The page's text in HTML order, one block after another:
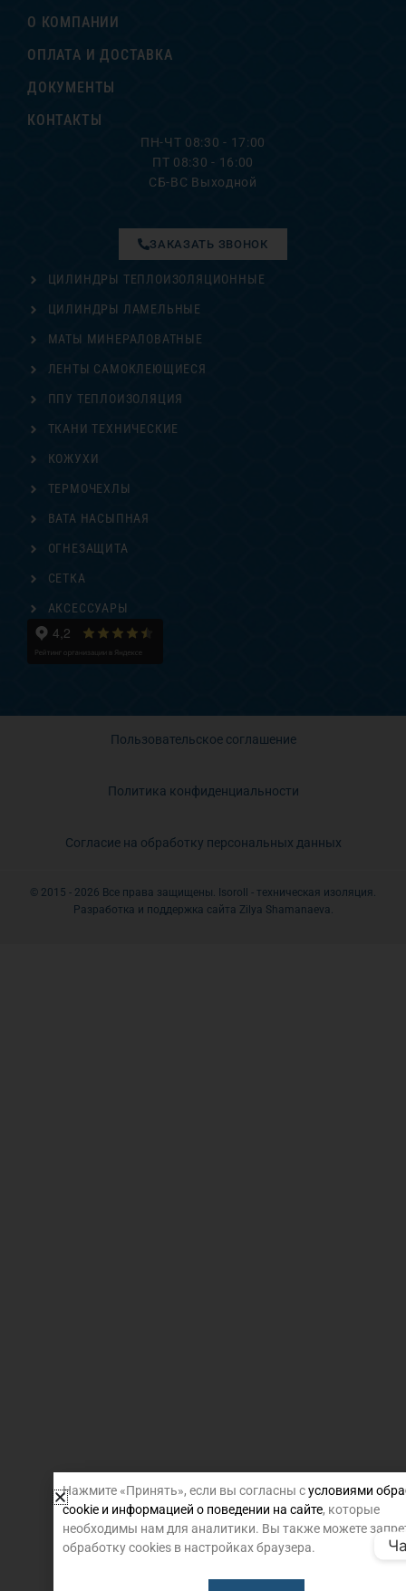
О КОМПАНИИ
ОПЛАТА И ДОСТАВКА
ДОКУМЕНТЫ
КОНТАКТЫ
ПН-ЧТ 08:30 - 17:00
ПТ 08:30 - 16:00
СБ-ВС Выходной
ЦИЛИНДРЫ ТЕПЛОИЗОЛЯЦИОННЫЕ
ЦИЛИНДРЫ ЛАМЕЛЬНЫЕ
МАТЫ МИНЕРАЛОВАТНЫЕ
ЛЕНТЫ САМОКЛЕЮЩИЕСЯ
ППУ ТЕПЛОИЗОЛЯЦИЯ
ТКАНИ ТЕХНИЧЕСКИЕ
ЗАКАЗАТЬ ЗВОНОК
КОЖУХИ
ТЕРМОЧЕХЛЫ
ВАТА НАСЫПНАЯ
ОГНЕЗАЩИТА
СЕТКА
АКСЕССУАРЫ
Пользовательское соглашение
Политика конфиденциальности
Согласие на обработку персональных данных
© 2015 - 2026 Все права защищены. Isoroll - техническая изоляция.
Разработка и поддержка сайта Zilya Shamanaeva.
Нажмите «Принять», если вы согласны сусловиями
cookie и информацией о поведении на сайте, которые
необходимы нам для аналитики. Вы также можете
обработку cookies в настройках браузера.